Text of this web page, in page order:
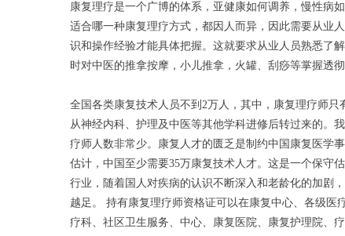
康复理疗是一个广博的体系，亚健康如何调养，慢性病
适合哪一种康复理疗方式，都因人而异，因此需要从业
识和操作经验才能具体把握。这就要求从业人员熟悉了
时对中医的推拿按摩，小儿推拿，火罐、刮痧等掌握透彻
全国各类康复技术人员不到2万人，其中，康复理疗师只
从神经内科、护理及中医等其他学科进修后转过来的。
疗师人数非常少。康复人才的匮乏是制约中国康复医学
估计，中国至少需要35万康复技术人才。这是一个保守
行业，随着国人对疾病的认识不断深入和老龄化的加剧
越足。 持有康复理疗师资格证可以在康复中心、各级医
疗科、社区卫生服务、中心、康复医院、康复护理院、